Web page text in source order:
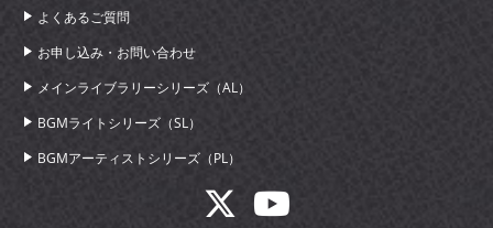
よくあるご質問
お申し込み・お問い合わせ
メインライブラリーシリーズ（AL）
BGMライトシリーズ（SL）
BGMアーティストシリーズ（PL）